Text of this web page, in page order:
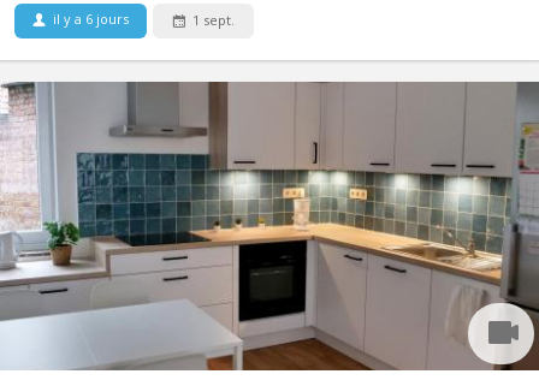
il y a 6 jours 1 sept.
KN 4748
Cette colocation dans une maison entièrement meublée de
120m² rénovée en 2021 et 2022 ravira les étudiants et
travailleurs qui cherchent un endroit spacieux et convivial pour
vivre. Une des chambres de 12m² de la colocation se libère dans
la colocation. Lumineuse et mansardée, elle est située au...